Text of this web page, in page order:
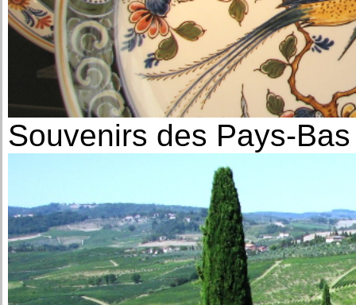
Souvenirs des Pays-Bas